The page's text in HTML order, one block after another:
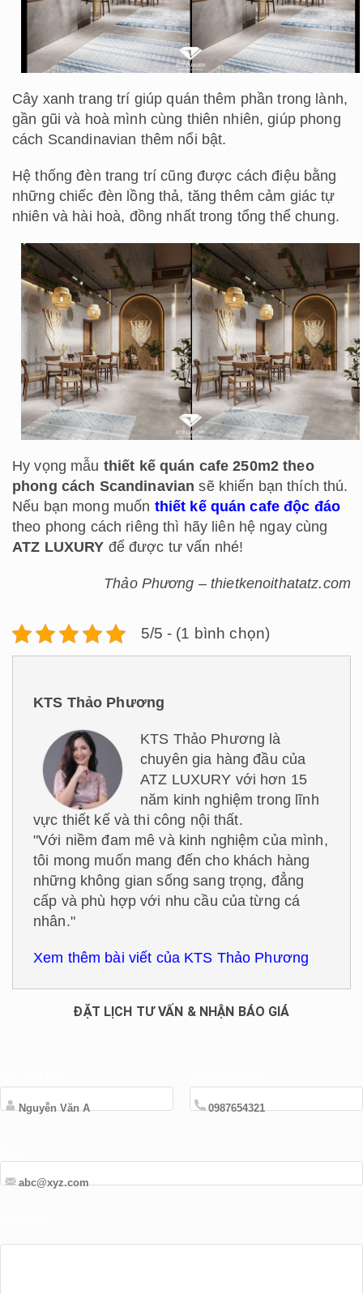
Cây xanh trang trí giúp quán thêm phần trong lành,
gần gũi và hoà mình cùng thiên nhiên, giúp phong
cách Scandinavian thêm nổi bật.
Hệ thống đèn trang trí cũng được cách điệu bằng
những chiếc đèn lồng thả, tăng thêm cảm giác tự
nhiên và hài hoà, đồng nhất trong tổng thể chung.
Hy vọng mẫu thiết kế quán cafe 250m2 theo
phong cách Scandinavian sẽ khiến bạn thích thú.
Nếu bạn mong muốn thiết kế quán cafe độc đáo
theo phong cách riêng thì hãy liên hệ ngay cùng
ATZ LUXURY để được tư vấn nhé!
Thảo Phương – thietkenoithatatz.com
5/5 - (1 bình chọn)
KTS Thảo Phương
KTS Thảo Phương là
chuyên gia hàng đầu của
ATZ LUXURY với hơn 15
năm kinh nghiệm trong lĩnh
vực thiết kế và thi công nội thất.
"Với niềm đam mê và kinh nghiệm của mình,
tôi mong muốn mang đến cho khách hàng
những không gian sống sang trọng, đẳng
cấp và phù hợp với nhu cầu của từng cá
nhân."
Xem thêm bài viết của KTS Thảo Phương
ĐẶT LỊCH TƯ VẤN & NHẬN BÁO GIÁ